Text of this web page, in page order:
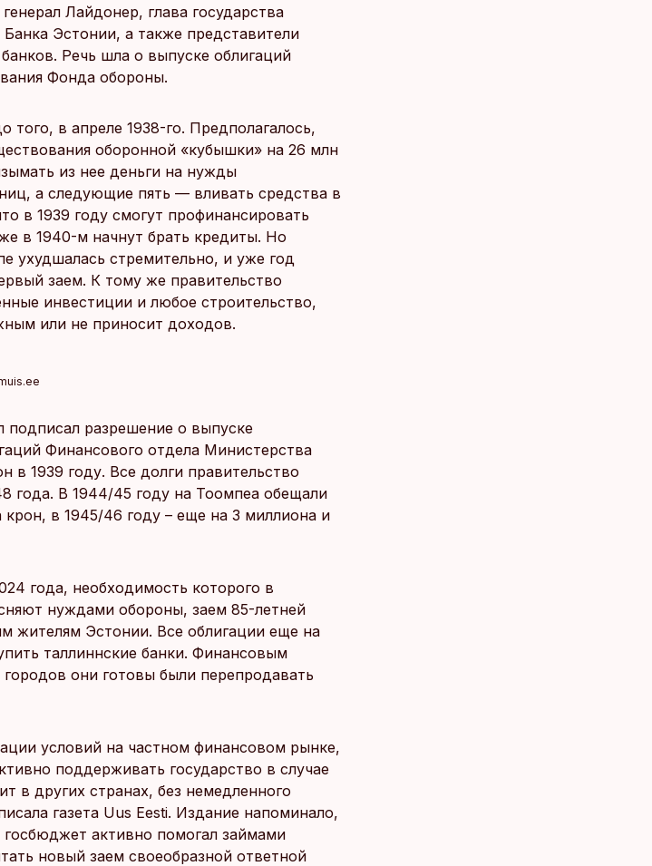
Лайдонер, глава государства
Эстонии, а также представители
Речь шла о выпуске облигаций
Фонда обороны.
того, в апреле 1938-го. Предполагалось,
оборонной «кубышки» на 26 млн
из нее деньги на нужды
а следующие пять — вливать средства в
в 1939 году смогут профинансировать
в 1940-м начнут брать кредиты. Но
ухудшалась стремительно, и уже год
заем. К тому же правительство
инвестиции и любое строительство,
или не приносит доходов.
подписал разрешение о выпуске
Финансового отдела Министерства
в 1939 году. Все долги правительство
года. В 1944/45 году на Тоомпеа обещали
крон, в 1945/46 году – еще на 3 миллиона и
года, необходимость которого в
нуждами обороны, заем 85-летней
жителям Эстонии. Все облигации еще на
таллиннские банки. Финансовым
они готовы были перепродавать
условий на частном финансовом рынке,
поддерживать государство в случае
в других странах, без немедленного
газета Uus Eesti. Издание напоминало,
активно помогал займами
новый заем своеобразной ответной